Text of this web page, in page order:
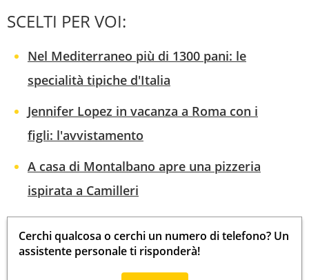
SCELTI PER VOI:
Nel Mediterraneo più di 1300 pani: le
specialità tipiche d'Italia
Jennifer Lopez in vacanza a Roma con i
figli: l'avvistamento
A casa di Montalbano apre una pizzeria
ispirata a Camilleri
Cerchi qualcosa o cerchi un numero di telefono? Un
assistente personale ti risponderà!